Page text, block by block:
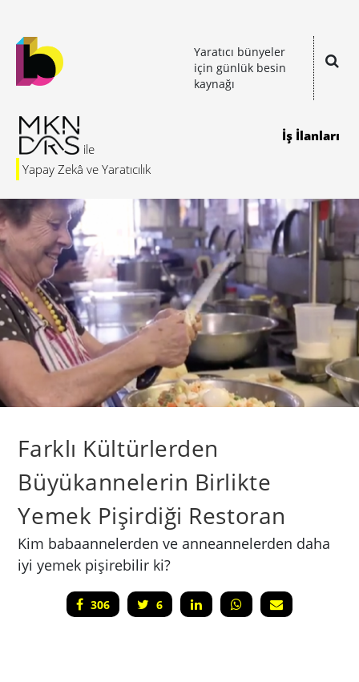
Yaratıcı bünyeler
için günlük besin
kaynağı
Yapay Zekâ ve Yaratıcılık
İş İlanları
Farklı Kültürlerden
Büyükannelerin Birlikte
Yemek Pişirdiği Restoran
Kim babaannelerden ve anneannelerden daha
iyi yemek pişirebilir ki?
306 6